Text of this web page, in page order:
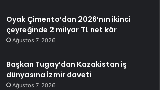
Oyak Çimento’dan 2026’nın ikinci
çeyreğinde 2 milyar TL net kâr
Ağustos 7, 2026
Başkan Tugay’dan Kazakistan iş
dünyasına İzmir daveti
Ağustos 7, 2026